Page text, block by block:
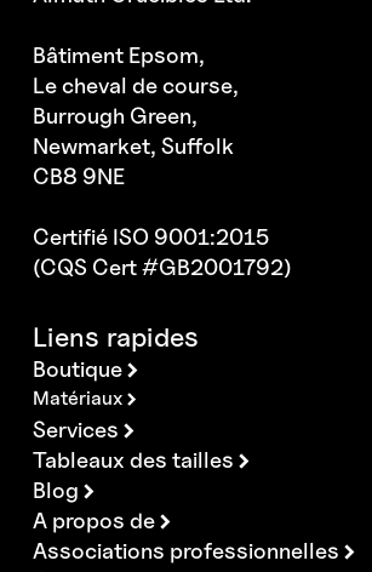
Bâtiment Epsom,
Le cheval de course,
Burrough Green,
Newmarket, Suffolk
CB8 9NE
Certifié ISO 9001:2015
(CQS Cert #GB2001792)
Liens rapides
Boutique
Matériaux
Services
Tableaux des tailles
Blog
A propos de
Associations professionnelles